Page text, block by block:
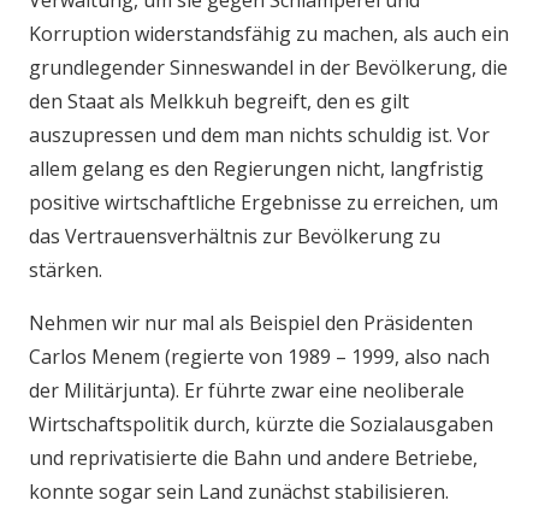
Korruption widerstandsfähig zu machen, als auch ein
grundlegender Sinneswandel in der Bevölkerung, die
den Staat als Melkkuh begreift, den es gilt
auszupressen und dem man nichts schuldig ist. Vor
allem gelang es den Regierungen nicht, langfristig
positive wirtschaftliche Ergebnisse zu erreichen, um
das Vertrauensverhältnis zur Bevölkerung zu
stärken.
Nehmen wir nur mal als Beispiel den Präsidenten
Carlos Menem (regierte von 1989 – 1999, also nach
der Militärjunta). Er führte zwar eine neoliberale
Wirtschaftspolitik durch, kürzte die Sozialausgaben
und reprivatisierte die Bahn und andere Betriebe,
konnte sogar sein Land zunächst stabilisieren.